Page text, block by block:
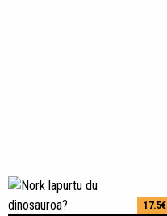
17.5€